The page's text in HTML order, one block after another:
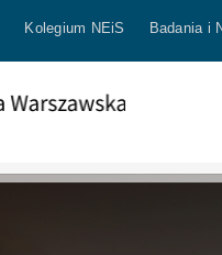
Kolegium NEiS Badania i